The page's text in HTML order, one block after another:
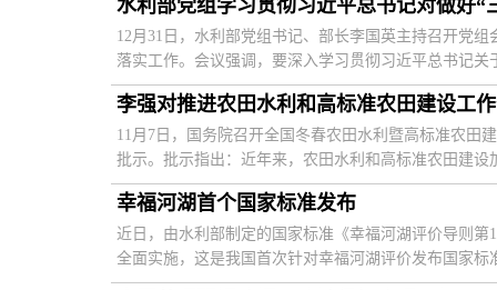
水利部党组学习贯彻习近平总书记对做好
12月31日，水利部党组书记、部长李国英主持召开党
落实工作。会议强调，要深入学习贯彻习近平总书记关
11月7日，国务院召开全国冬春农田水利暨高标准农田
批示。批示指出：近年来，农田水利和高标准农田建设
幸福河湖首个国家标准发布
近日，由水利部制定的国家标准《幸福河湖评价导则第
全面实施，这是我国首次针对幸福河湖评价发布国家标